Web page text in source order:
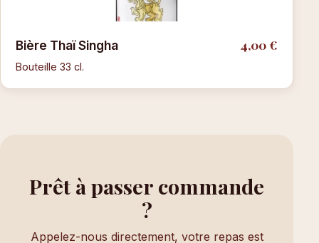
Bière Thaï Singha 4,00 €
Bouteille 33 cl.
Prêt à passer commande
?
Appelez-nous directement, votre repas est